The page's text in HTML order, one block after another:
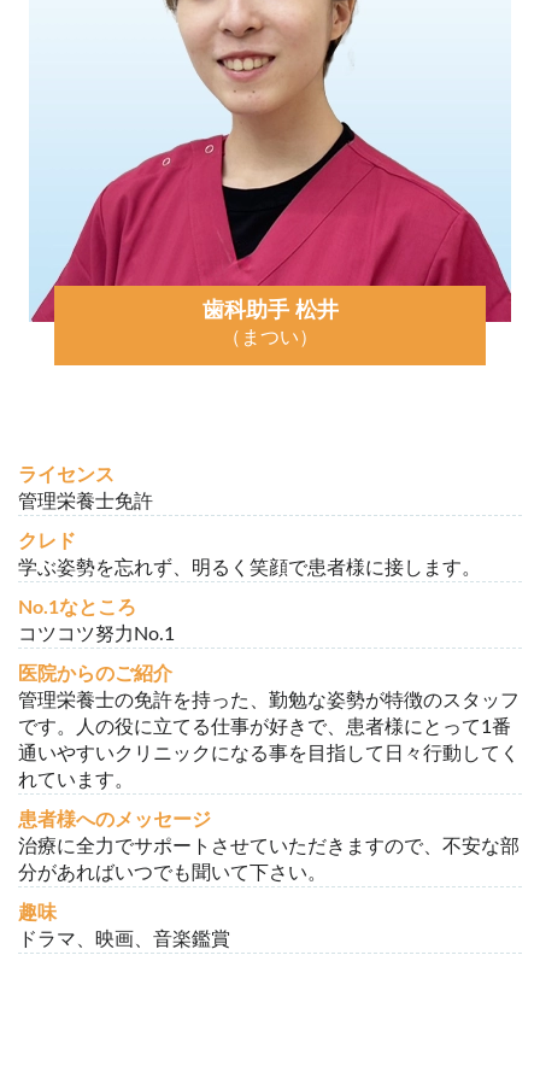
歯科助手 松井
（まつい）
ライセンス
管理栄養士免許
クレド
学ぶ姿勢を忘れず、明るく笑顔で患者様に接します。
No.1なところ
コツコツ努力No.1
医院からのご紹介
管理栄養士の免許を持った、勤勉な姿勢が特徴のスタッフ
です。人の役に立てる仕事が好きで、患者様にとって1番
通いやすいクリニックになる事を目指して日々行動してく
れています。
患者様へのメッセージ
治療に全力でサポートさせていただきますので、不安な部
分があればいつでも聞いて下さい。
趣味
ドラマ、映画、音楽鑑賞